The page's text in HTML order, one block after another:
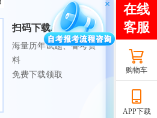
扫码下载APP
海量历年试题、备考资
料
免费下载领取
购物车
APP下载